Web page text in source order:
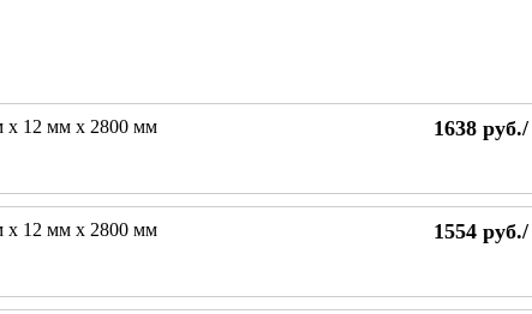
х 12 мм х 2800 мм
1638 руб./
х 12 мм х 2800 мм
1554 руб./